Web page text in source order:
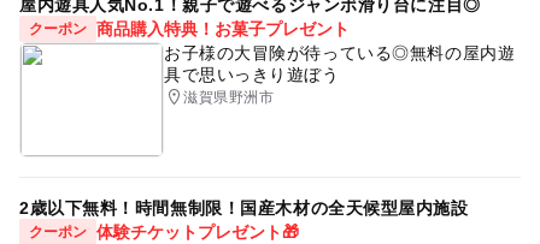
屋内遊具人気No.1！親子で遊べるジャンボ滑り台に注目◎
クーポン 商品購入特典！お菓子プレゼント
お子様の大冒険が待っている◎無料の屋内遊
具で思いっきり遊ぼう
滋賀県野洲市
2歳以下無料！時間無制限！国産木材の全天候型屋内施設
クーポン 体験チケットプレゼント🎁